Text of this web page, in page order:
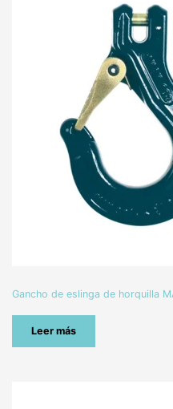
Gancho de eslinga de horquilla
Leer más